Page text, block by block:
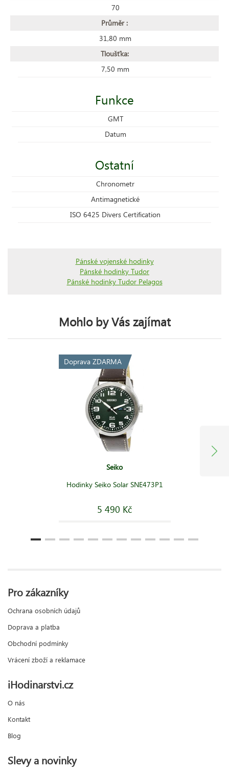
70
Průměr :
31,80 mm
Tloušťka:
7,50 mm
Funkce
GMT
Datum
Ostatní
Chronometr
Antimagnetické
ISO 6425 Divers Certification
Pánské vojenské hodinky
Pánské hodinky Tudor
Pánské hodinky Tudor Pelagos
Mohlo by Vás zajímat
Doprava ZDARMA
Seiko
Hodinky Seiko Solar SNE473P1
5 490 Kč
Pro zákazníky
Ochrana osobních údajů
Doprava a platba
Obchodní podmínky
Vrácení zboží a reklamace
iHodinarstvi.cz
O nás
Kontakt
Blog
Slevy a novinky